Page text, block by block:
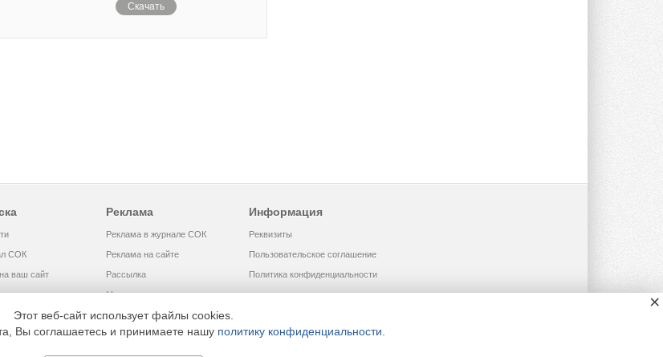
Скачать
СОК
ваш сайт
Реклама
Реклама в журнале СОК
Реклама на сайте
Рассылка
Медиакит
Информация
Реквизиты
Пользовательское соглашение
Политика конфиденциальности
Этот веб-сайт использует файлы cookies.
Вы соглашаетесь и принимаете нашу политику конфиденциальности
×